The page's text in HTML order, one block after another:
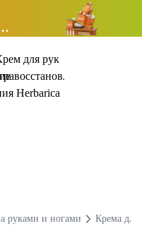
руками и ногами Крема для